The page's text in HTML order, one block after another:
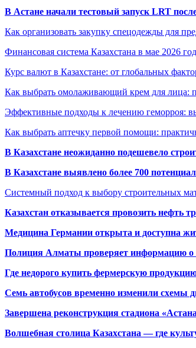
В Астане начали тестовый запуск LRT
Как организовать закупку спецодежды для
Финансовая система Казахстана в мае 2026
Курс валют в Казахстане: от глобальных
Как выбрать омолаживающий крем для лица:
Эффективные подходы к лечению геморроя:
Как выбрать аптечку первой помощи:
В Казахстане неожиданно подешевело
В Казахстане выявлено более 700
Системный подход к выбору строительных
Казахстан отказывается провозить нефть
Медицина Германии открыта и доступна
Полиция Алматы проверяет информацию о
Где недорого купить фермерскую
Семь автобусов временно изменили схемы
Завершена реконструкция стадиона
Волшебная столица Казахстана — где